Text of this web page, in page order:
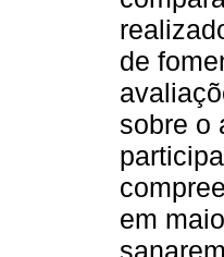
de
sobre o
em